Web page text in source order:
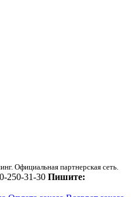
Официальная партнерская сеть.
250-31-30 Пишите: